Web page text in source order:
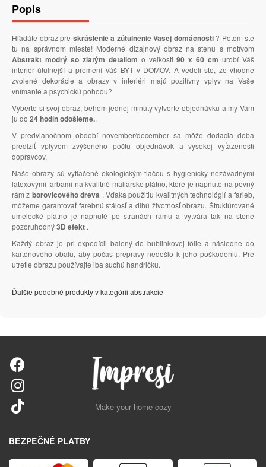
Popis
Hľadáte obraz pre skrášlenie a zútulnenie Vašej domácnosti ? Potom ste
tu na správnom mieste! Moderné dizajnový obraz na stenu s motívom
Abstrakt modrý so zlatým detailom o veľkosti90 x 60 cm urobí Váš
interiér útulnejší a premení Váš BYT v DOMOV. A vedeli ste, že vhodne
zvolené dekorácie a obrazy v interiéri majú pozitívny vplyv na Vaše
vnímanie a psychickú pohodu?
Vyberte si svoj obraz, behom jednej minúty vytvorte objednávku a my Vám
ju do 24 hodín odošleme..
V predvianočnom období november/december sa môže dodacia doba
predlžiť vplyvom zvýšeného počtu objednávok a vysokej vyťaženosti
dopravcov.
Naše obrazy sú vytlačené ekologickým tlačou s hygienicky nezávadnými
latexovými farbami na kvalitné maliarske plátno, ktoré je napnuté na pevný
rám z borovicového dreva . Vďaka použitiu kvalitných technológií a farieb,
môžeme garantovať farebnú stálosť a dlhú životnosť obrazu. Štruktúrované
umelecké plátno je napnuté po stranách rámu a vytvára tak na stene
pozoruhodný3D efekt .
Každý obraz je pri expedícii balený do bublinkovej fólie a následne do
kartónového obalu, aby počas prepravy nedošlo k jeho poškodeniu. Pre
utretie obrazu používajte iba suchú handričku.
Ďalšie podobné produkty v kategórii abstrakcie
Make your home cozy
BEZPEČNÉ PLATBY